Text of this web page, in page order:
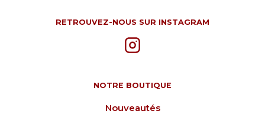
RETROUVEZ-NOUS SUR INSTAGRAM
NOTRE BOUTIQUE
Nouveautés